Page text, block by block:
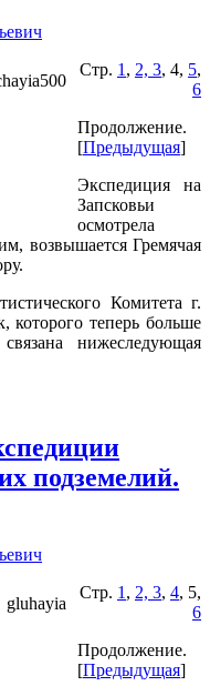
Стр. 1 , 2, 3, 4, 5,
6
Продолжение.
[Предыдущая]
Экспедиция на
Запсковьи
осмотрела
возвышается Гремячая
Комитета г.
которого теперь больше
нижеследующая
подземелий.
Стр. 1 , 2, 3, 4, 5,
6
Продолжение.
[Предыдущая]